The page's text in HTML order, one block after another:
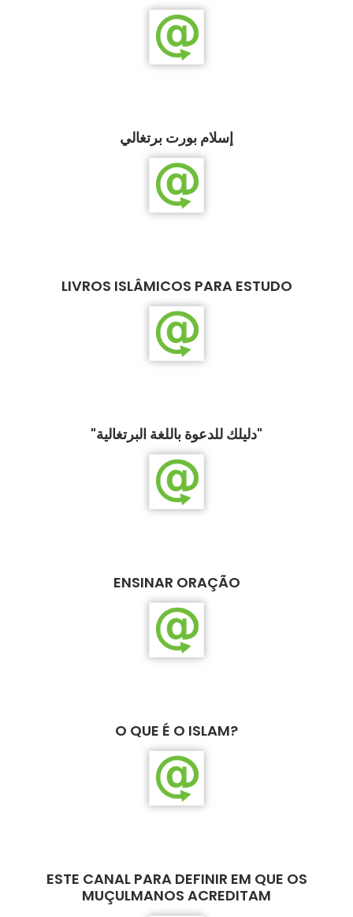
إسلام بورت برتغالي
LIVROS ISLÂMICOS PARA ESTUDO
"دليلك للدعوة باللغة البرتغالية"
ENSINAR ORAÇÃO
O QUE É O ISLAM?
ESTE CANAL PARA DEFINIR EM QUE OS
MUÇULMANOS ACREDITAM